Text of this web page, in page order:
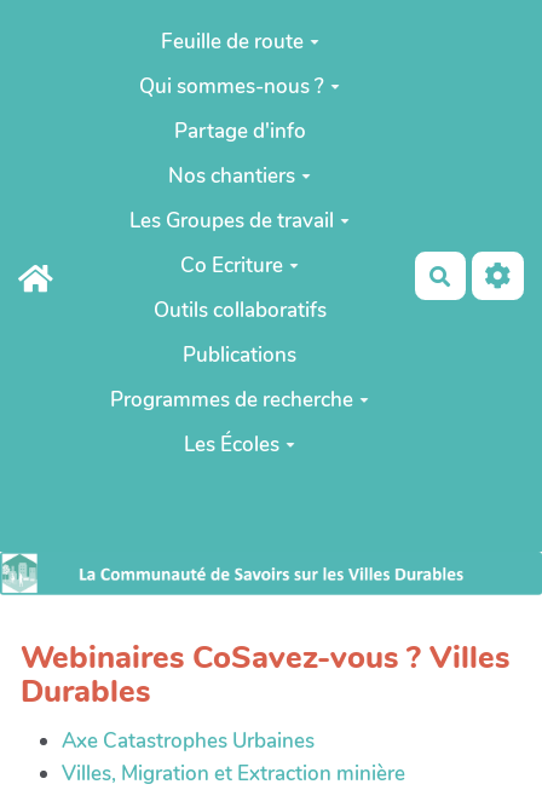
Aller au contenu principal
Feuille de route
Qui sommes-nous ?
Partage d'info
Nos chantiers
Les Groupes de travail
Co Ecriture
Outils collaboratifs
Publications
Programmes de recherche
Les Écoles
Webinaires CoSavez-vous ? Villes
Durables
Axe Catastrophes Urbaines
Villes, Migration et Extraction minière